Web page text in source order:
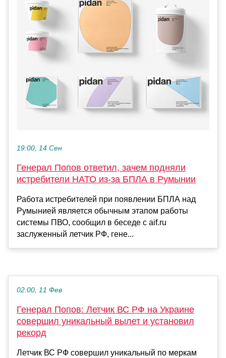
19:00, 14 Сен
Генерал Попов ответил, зачем подняли
истребители НАТО из-за БПЛА в Румынии
Работа истребителей при появлении БПЛА над
Румынией является обычным этапом работы
системы ПВО, сообщил в беседе с aif.ru
заслуженный летчик РФ, гене...
02:00, 11 Фев
Генерал Попов: Летчик ВС РФ на Украине
совершил уникальный вылет и установил
рекорд
Летчик ВС РФ совершил уникальный по меркам